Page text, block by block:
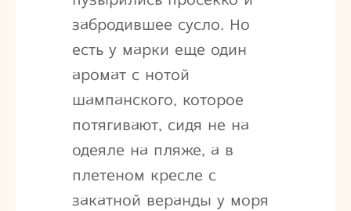
забродившее сусло. Но
есть у марки еще один
аромат с нотой
шампанского, которое
потягивают, сидя не на
одеяле на пляже, а в
плетеном кресле с
закатной веранды у моря